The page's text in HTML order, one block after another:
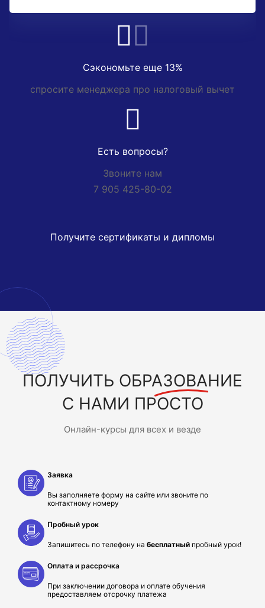
Сэкономьте еще 13%
спросите менеджера про налоговый вычет
Есть вопросы?
Звоните нам
7 905 425-80-02
Получите сертификаты и дипломы
ПОЛУЧИТЬ ОБРАЗОВАНИЕ
С НАМИ ПРОСТО
Онлайн-курсы для всех и везде
Заявка
Вы заполняете форму на сайте или звоните по
контактному номеру
Пробный урок
Запишитесь по телефону на бесплатный пробный урок!
Оплата и рассрочка
При заключении договора и оплате обучения
предоставляем отсрочку платежа